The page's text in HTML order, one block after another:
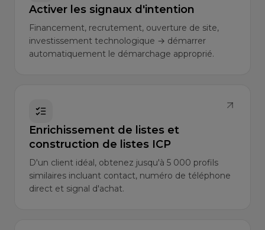
Activer les signaux d'intention
Financement, recrutement, ouverture de site,
investissement technologique → démarrer
automatiquement le démarchage approprié.
Enrichissement de listes et
construction de listes ICP
D'un client idéal, obtenez jusqu'à 5 000 profils
similaires incluant contact, numéro de téléphone
direct et signal d'achat.